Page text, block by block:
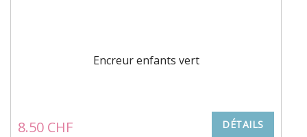
Encreur enfants vert
8.50 CHF DÉTAILS